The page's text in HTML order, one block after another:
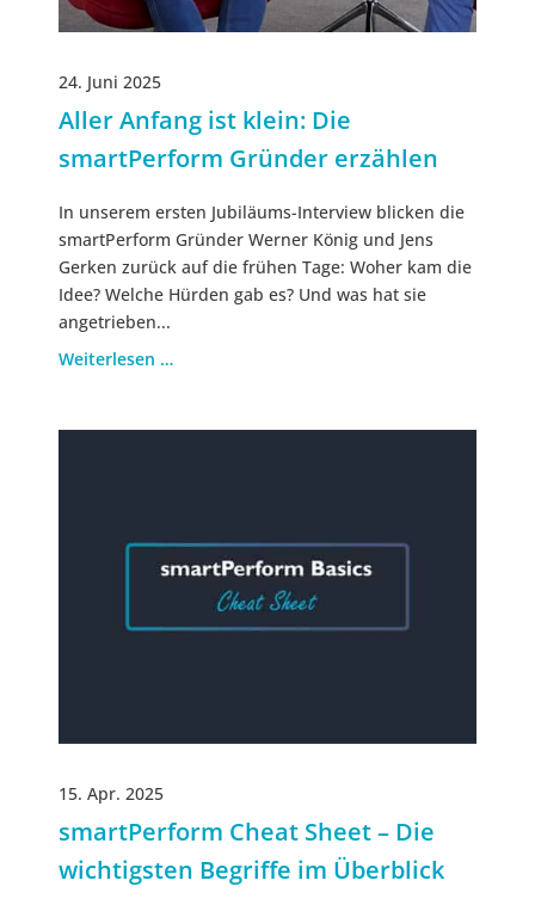
24. Juni 2025
Aller Anfang ist klein: Die
smartPerform Gründer erzählen
In unserem ersten Jubiläums-Interview blicken die
smartPerform Gründer Werner König und Jens
Gerken zurück auf die frühen Tage: Woher kam die
Idee? Welche Hürden gab es? Und was hat sie
angetrieben...
Weiterlesen …
15. Apr. 2025
smartPerform Cheat Sheet – Die
wichtigsten Begriffe im Überblick